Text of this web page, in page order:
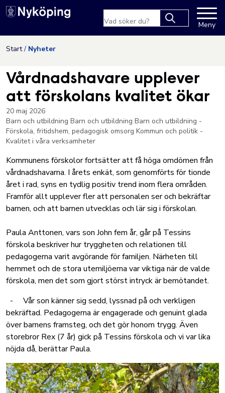
Nyköpings kommuns
Meny
Start Nyheter
Vårdnadshavare upplever
att förskolans kvalitet ökar
20 maj 2026
Barn och utbildning Barn och utbildning Barn och utbildning -
Förskola, fritidshem, pedagogisk omsorg Kommun och politik -
Kvalitet i våra verksamheter
Kommunens förskolor fortsätter att få höga omdömen från
vårdnadshavarna. I årets enkät, som genomförts för tionde
året i rad, syns en tydlig positiv trend inom flera områden.
Framför allt upplever fler att personalen ser och bekräftar
barnen, och att barnen utvecklas och lär sig i förskolan.
Paula Anttonen, vars son John fem år, går på Tessins
förskola beskriver hur tryggheten och relationen till
pedagogerna varit avgörande för familjen. Närheten till
hemmet och de stora utemiljöerna var viktiga när de valde
förskola, men det som gjort störst intryck är bemötandet.
- Vår son känner sig sedd, lyssnad på och verkligen
bekräftad. Pedagogerna är engagerade och genuint glada
över barnens framsteg, och det gör honom trygg. Även
storebror Rex (7 år) gick på Tessins förskola och vi var lika
nöjda då, berättar Paula.